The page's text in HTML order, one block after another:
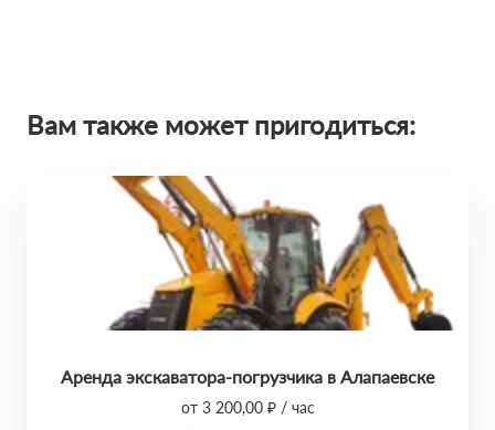
Вам также может пригодиться:
Аренда экскаватора-погрузчика в Алапаевске
от 3 200,00 ₽ / час